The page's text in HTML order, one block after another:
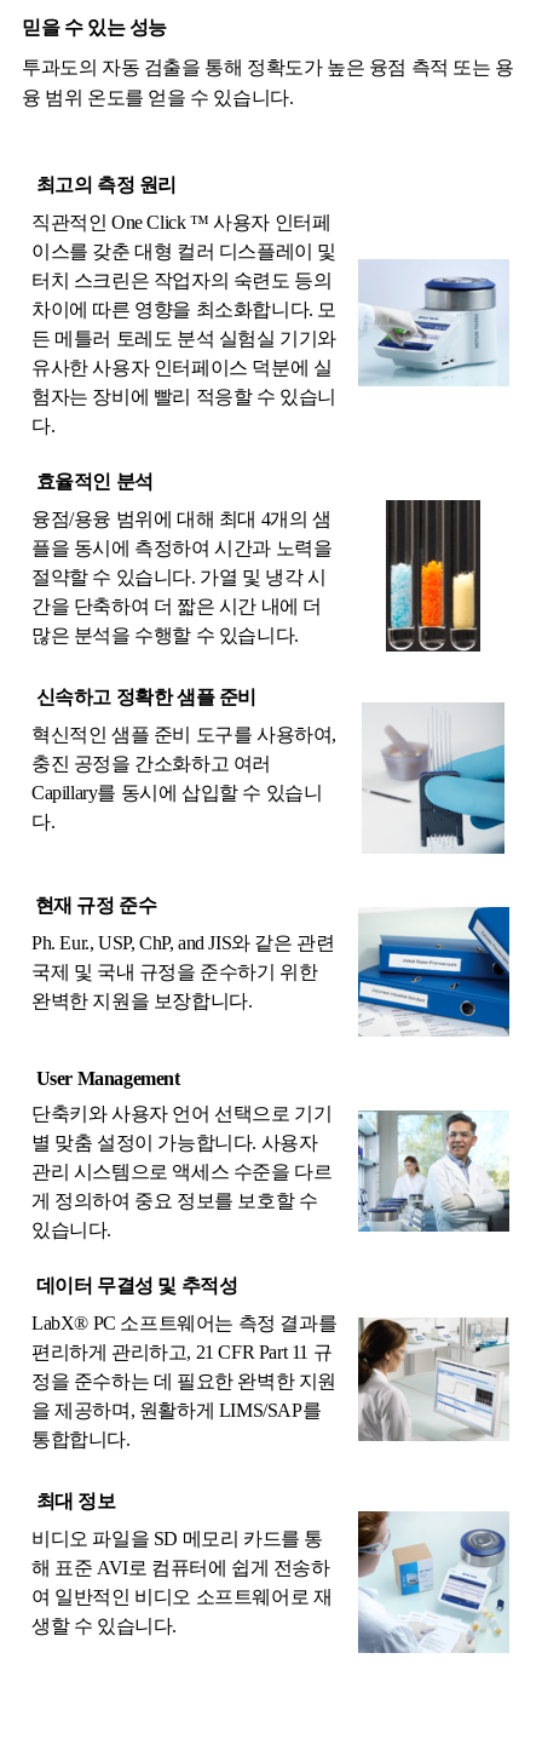
믿을 수 있는 성능
투과도의 자동 검출을 통해 정확도가 높은 융점 측적 또는 용
융 범위 온도를 얻을 수 있습니다.
최고의 측정 원리
직관적인 One Click ™ 사용자 인터페
이스를 갖춘 대형 컬러 디스플레이 및
터치 스크린은 작업자의 숙련도 등의
차이에 따른 영향을 최소화합니다. 모
든 메틀러 토레도 분석 실험실 기기와
유사한 사용자 인터페이스 덕분에 실
험자는 장비에 빨리 적응할 수 있습니
다.
효율적인 분석
융점/용융 범위에 대해 최대 4개의 샘
플을 동시에 측정하여 시간과 노력을
절약할 수 있습니다. 가열 및 냉각 시
간을 단축하여 더 짧은 시간 내에 더
많은 분석을 수행할 수 있습니다.
신속하고 정확한 샘플 준비
혁신적인 샘플 준비 도구를 사용하여,
충진 공정을 간소화하고 여러
Capillary를 동시에 삽입할 수 있습니
다.
현재 규정 준수
Ph. Eur., USP, ChP, and JIS와 같은 관련
국제 및 국내 규정을 준수하기 위한
완벽한 지원을 보장합니다.
User Management
단축키와 사용자 언어 선택으로 기기
별 맞춤 설정이 가능합니다. 사용자
관리 시스템으로 액세스 수준을 다르
게 정의하여 중요 정보를 보호할 수
있습니다.
데이터 무결성 및 추적성
LabX® PC 소프트웨어는 측정 결과를
편리하게 관리하고, 21 CFR Part 11 규
정을 준수하는 데 필요한 완벽한 지원
을 제공하며, 원활하게 LIMS/SAP를
통합합니다.
최대 정보
비디오 파일을 SD 메모리 카드를 통
해 표준 AVI로 컴퓨터에 쉽게 전송하
여 일반적인 비디오 소프트웨어로 재
생할 수 있습니다.